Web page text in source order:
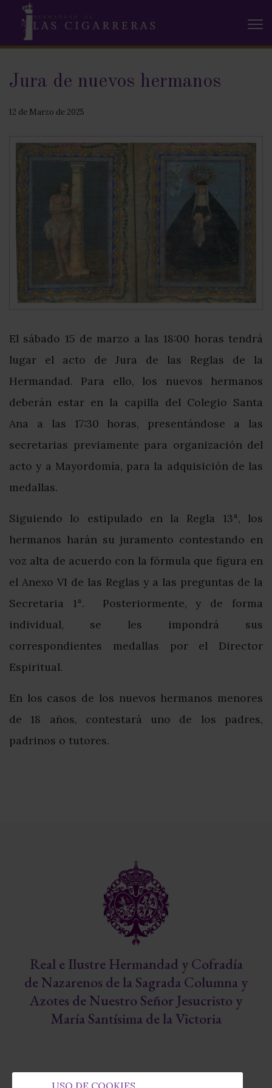
Jura de nuevos hermanos
12 de Marzo de 2025
El sábado 15 de marzo a las 18:00 horas tendrá
lugar el acto de Jura de las Reglas de la
Hermandad. Para ello, los nuevos hermanos
deberán estar en la capilla del Colegio Santa
Ana a las 17:30 horas, presentándose a las
secretarias previamente para organización del
acto y a Mayordomía, para la adquisición de las
medallas.
Siguiendo lo estipulado en la Regla 13ª, los
hermanos harán su juramento contestando en
voz alta de acuerdo con la fórmula que figura en
el Anexo VI de las Reglas y a las preguntas de la
Secretaria 1ª. Posteriormente, y de forma
individual, se les impondrá sus
correspondientes medallas por el Director
Espiritual.
En los casos de los nuevos hermanos menores
de 18 años, contestará uno de los padres,
padrinos o tutores.
Real e Ilustre Hermandad y Cofradía
de Nazarenos de la Sagrada Columna y
Azotes de Nuestro Señor Jesucristo y
María Santísima de la Victoria
USO DE COOKIES